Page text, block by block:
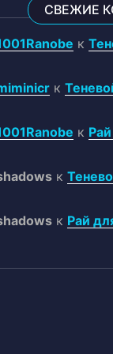
СВЕЖИЕ
к
к
к
к
к Рай